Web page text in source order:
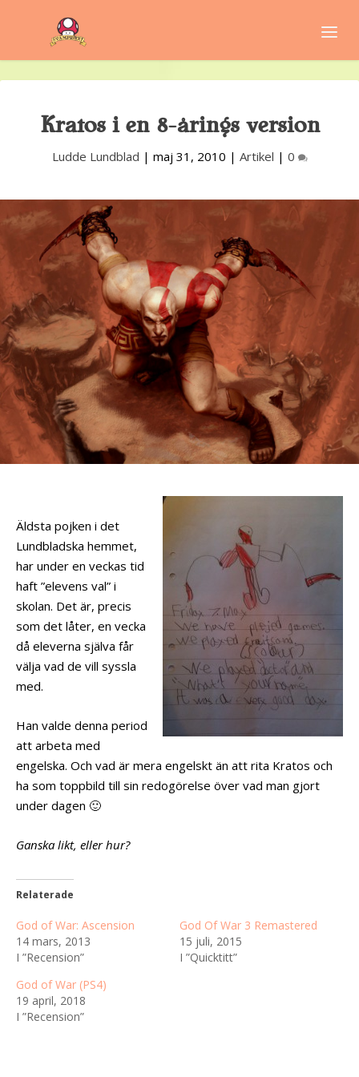
Kratos i en 8-årings version
Ludde Lundblad | maj 31, 2010 | Artikel | 0
Äldsta pojken i det
Lundbladska hemmet,
har under en veckas tid
haft ”elevens val” i
skolan. Det är, precis
som det låter, en vecka
då eleverna själva får
välja vad de vill syssla
med.
Han valde denna period
att arbeta med
engelska. Och vad är mera engelskt än att rita Kratos och
ha som toppbild till sin redogörelse över vad man gjort
under dagen 🙂
Ganska likt, eller hur?
Relaterade
God of War: Ascension
14 mars, 2013
I ”Recension”
God Of War 3 Remastered
15 juli, 2015
I ”Quicktitt”
God of War (PS4)
19 april, 2018
I ”Recension”